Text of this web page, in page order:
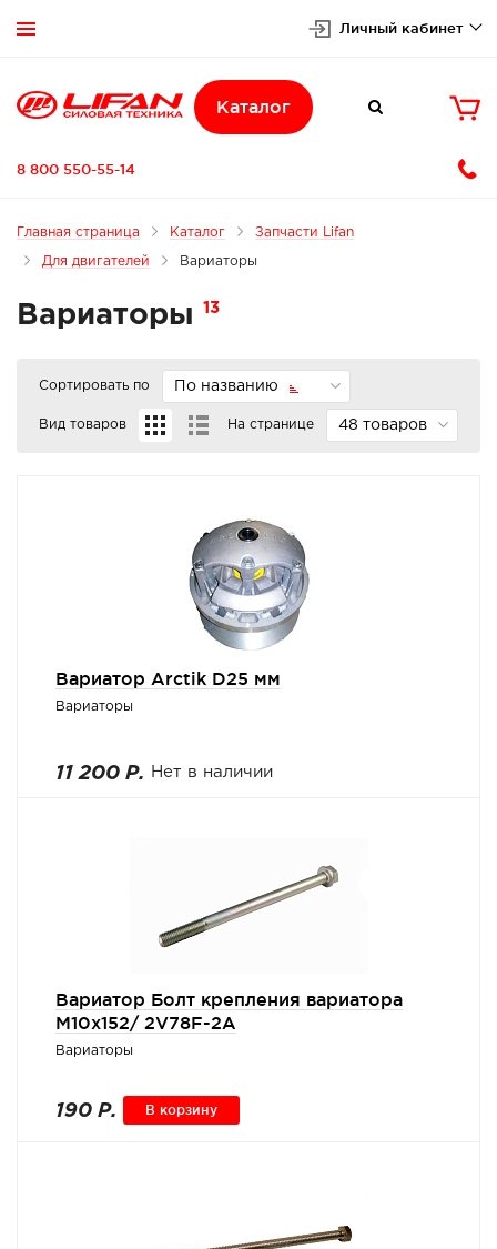
 Личный кабинет
Каталог  
8 800 550-55-14
Главная страница Каталог Запчасти Lifan
Для двигателей Вариаторы
Вариаторы 13
Сортировать по По названию
Вид товаров На странице 48 товаров
Вариатор Arctik D25 мм
Вариаторы
11 200 Р. Нет в наличии
Вариатор Болт крепления вариатора
М10х152/ 2V78F-2A
Вариаторы
190 Р. В корзину